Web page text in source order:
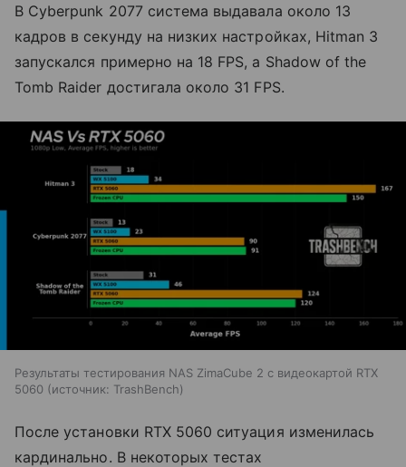
В Cyberpunk 2077 система выдавала около 13
кадров в секунду на низких настройках, Hitman 3
запускался примерно на 18 FPS, а Shadow of the
Tomb Raider достигала около 31 FPS.
Результаты тестирования NAS ZimaCube 2 с видеокартой RTX
5060
источник: TrashBench
После установки RTX 5060 ситуация изменилась
кардинально. В некоторых тестах